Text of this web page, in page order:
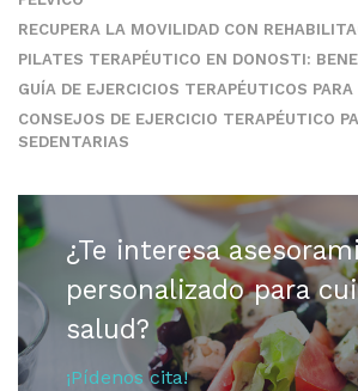
RECUPERA LA MOVILIDAD CON
PILATES TERAPÉUTICO EN DONOSTI:
GUÍA DE EJERCICIOS TERAPÉUTICOS
CONSEJOS DE EJERCICIO TERAPÉUTICO
SEDENTARIAS
¿Te interesa
personalizado para
salud?
¡Pídenos cita!